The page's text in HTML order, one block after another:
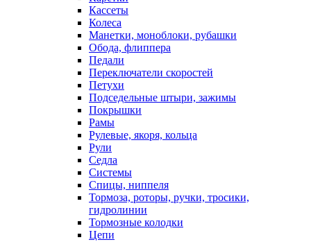
Кассеты
Колеса
Манетки, моноблоки, рубашки
Обода, флиппера
Педали
Переключатели скоростей
Петухи
Подседельные штыри, зажимы
Покрышки
Рамы
Рулевые, якоря, кольца
Рули
Седла
Системы
Спицы, ниппеля
Тормоза, роторы, ручки, тросики,
гидролинии
Тормозные колодки
Цепи